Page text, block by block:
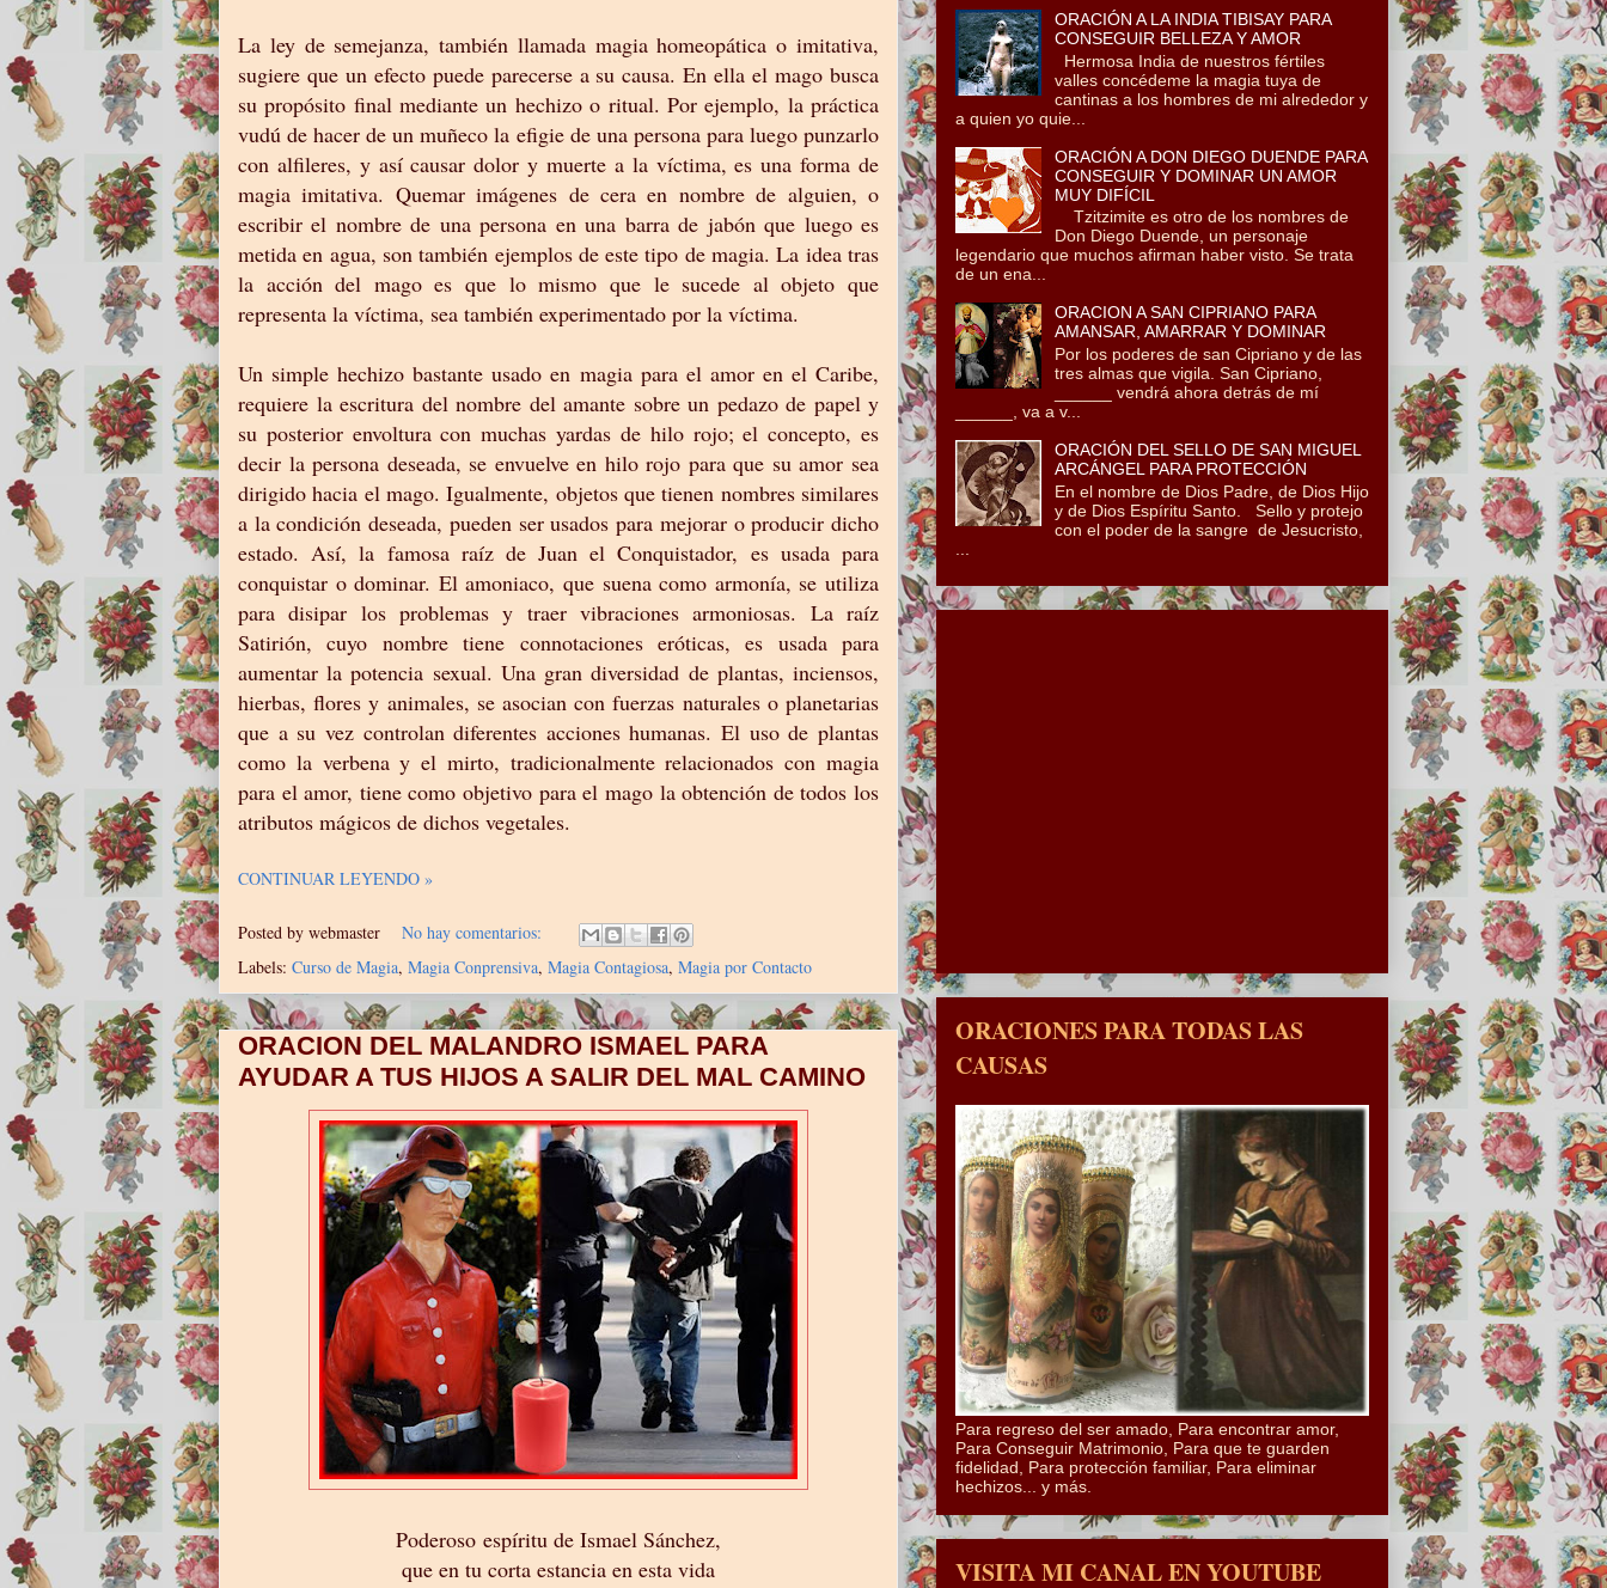
La ley de semejanza, también llamada magia homeopática o imitativa,
sugiere que un efecto puede parecerse a su causa. En ella el mago busca
su propósito final mediante un hechizo o ritual. Por ejemplo, la práctica
vudú de hacer de un muñeco la efigie de una persona para luego punzarlo
con alfileres, y así causar dolor y muerte a la víctima, es una forma de
magia imitativa. Quemar imágenes de cera en nombre de alguien, o
escribir el nombre de una persona en una barra de jabón que luego es
metida en agua, son también ejemplos de este tipo de magia. La idea tras
la acción del mago es que lo mismo que le sucede al objeto que
representa la víctima, sea también experimentado por la víctima.
Un simple hechizo bastante usado en magia para el amor en el Caribe,
requiere la escritura del nombre del amante sobre un pedazo de papel y
su posterior envoltura con muchas yardas de hilo rojo; el concepto, es
decir la persona deseada, se envuelve en hilo rojo para que su amor sea
dirigido hacia el mago. Igualmente, objetos que tienen nombres similares
a la condición deseada, pueden ser usados para mejorar o producir dicho
estado. Así, la famosa raíz de Juan el Conquistador, es usada para
conquistar o dominar. El amoniaco, que suena como armonía, se utiliza
para disipar los problemas y traer vibraciones armoniosas. La raíz
Satirión, cuyo nombre tiene connotaciones eróticas, es usada para
aumentar la potencia sexual. Una gran diversidad de plantas, inciensos,
hierbas, flores y animales, se asocian con fuerzas naturales o planetarias
que a su vez controlan diferentes acciones humanas. El uso de plantas
como la verbena y el mirto, tradicionalmente relacionados con magia
para el amor, tiene como objetivo para el mago la obtención de todos los
atributos mágicos de dichos vegetales.
CONTINUAR LEYENDO »
Posted by webmaster
No hay comentarios:
Labels: Curso de Magia, Magia Conprensiva, Magia Contagiosa, Magia por Contacto
ORACION DEL MALANDRO ISMAEL PARA
AYUDAR A TUS HIJOS A SALIR DEL MAL CAMINO
Poderoso espíritu de Ismael Sánchez,
que en tu corta estancia en esta vida
ORACIÓN A LA INDIA TIBISAY PARA
CONSEGUIR BELLEZA Y AMOR
Hermosa India de nuestros fértiles
valles concédeme la magia tuya de
cantinas a los hombres de mi alrededor y
a quien yo quie...
ORACIÓN A DON DIEGO DUENDE PARA
CONSEGUIR Y DOMINAR UN AMOR
MUY DIFÍCIL
Tzitzimite es otro de los nombres de
Don Diego Duende, un personaje
legendario que muchos afirman haber visto. Se trata
de un ena...
ORACION A SAN CIPRIANO PARA
AMANSAR, AMARRAR Y DOMINAR
Por los poderes de san Cipriano y de las
tres almas que vigila. San Cipriano,
______ vendrá ahora detrás de mí
______, va a v...
ORACIÓN DEL SELLO DE SAN MIGUEL
ARCÁNGEL PARA PROTECCIÓN
En el nombre de Dios Padre, de Dios Hijo
y de Dios Espíritu Santo. Sello y protejo
con el poder de la sangre de Jesucristo,
ORACIONES PARA TODAS LAS
CAUSAS
Para regreso del ser amado, Para encontrar amor,
Para Conseguir Matrimonio, Para que te guarden
fidelidad, Para protección familiar, Para eliminar
hechizos... y más.
VISITA MI CANAL EN YOUTUBE